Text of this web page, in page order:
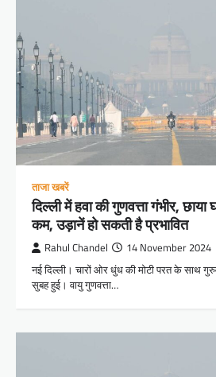
ताजा खबरें
दिल्ली में हवा की गुणवत्ता गंभीर, छाया
कम, उड़ानें हो सकती है प्रभावित
Rahul Chandel 14 November 2024
नई दिल्ली। चारों ओर धुंध की मोटी परत के साथ
सुबह हुई। वायु गुणवत्ता…